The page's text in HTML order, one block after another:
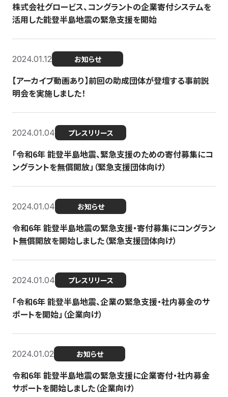
株式会社グロービス、コングラントの企業寄付システムを
活用した能登半島地震の緊急支援を開始
2024.01.12 お知らせ
【アーカイブ動画あり】前回の助成団体が登壇する事前説
明会を実施しました！
2024.01.04 プレスリリース
「令和6年 能登半島地震、緊急支援のための寄付募集にコ
ングラントを無償開放」（緊急支援団体向け）
2024.01.04 お知らせ
令和6年 能登半島地震の緊急支援・寄付募集にコングラン
ト無償開放を開始しました（緊急支援団体向け）
2024.01.04 プレスリリース
「令和6年 能登半島地震、企業の緊急支援・社内募金のサ
ポートを開始」（企業向け）
2024.01.02 お知らせ
令和6年 能登半島地震の緊急支援に企業寄付・社内募金
サポートを開始しました（企業向け）